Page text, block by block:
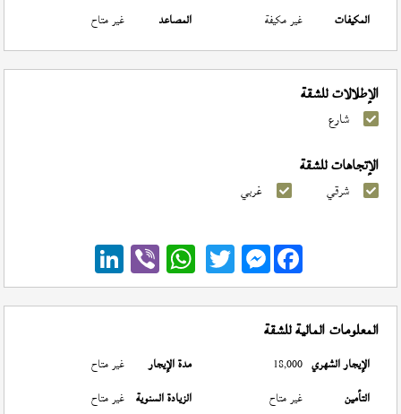
المكيفات
غير مكيفة المصاعد غير متاح
الإطلالات للشقة
شارع
الإتجاهات للشقة
شرقي غربي
Messenger
المعلومات المالية للشقة
الإيجار الشهري 18,000 مدة الإيجار
غير متاح
التأمين
غير متاح الزيادة السنوية غير متاح